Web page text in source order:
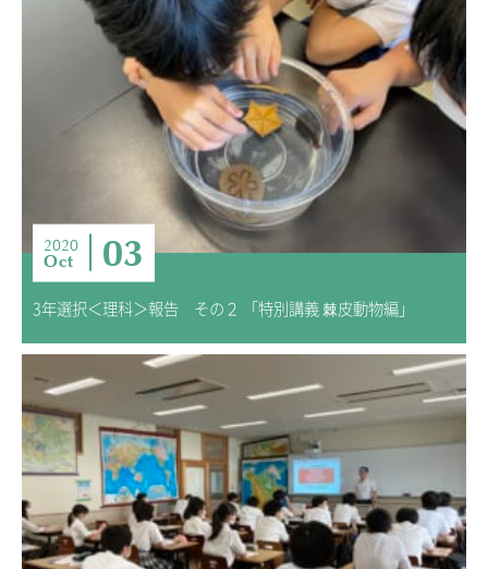
2020
Oct 03
3年選択＜理科＞報告 その２ 「特別講義 棘皮動物編」